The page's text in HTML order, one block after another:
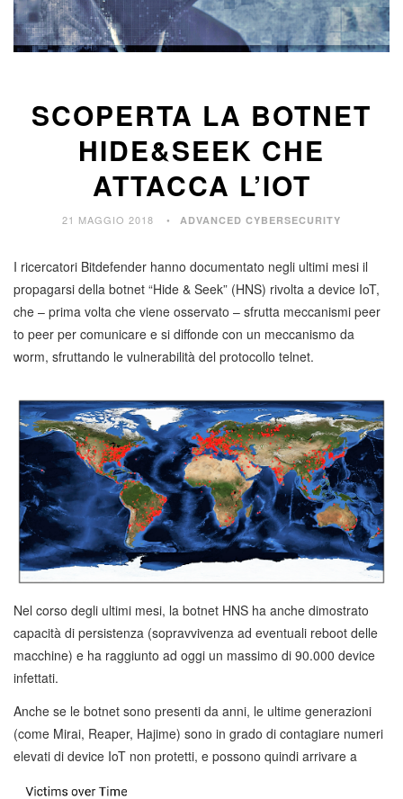
SCOPERTA LA BOTNET
HIDE&SEEK CHE
ATTACCA L’IOT
21 MAGGIO 2018 ADVANCED CYBERSECURITY
I ricercatori Bitdefender hanno documentato negli ultimi mesi il
propagarsi della botnet “Hide & Seek” (HNS) rivolta a device IoT,
che – prima volta che viene osservato – sfrutta meccanismi peer
to peer per comunicare e si diffonde con un meccanismo da
worm, sfruttando le vulnerabilità del protocollo telnet.
Nel corso degli ultimi mesi, la botnet HNS ha anche dimostrato
capacità di persistenza (sopravvivenza ad eventuali reboot delle
macchine) e ha raggiunto ad oggi un massimo di 90.000 device
infettati.
Anche se le botnet sono presenti da anni, le ultime generazioni
(come Mirai, Reaper, Hajime) sono in grado di contagiare numeri
elevati di device IoT non protetti, e possono quindi arrivare a